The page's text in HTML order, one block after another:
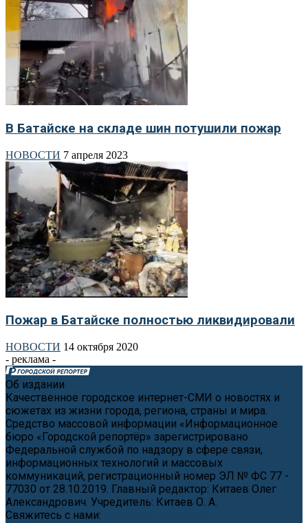
В Батайске на складе шин потушили пожар
НОВОСТИ 7 апреля 2023
Пожар в Батайске полностью ликвидировали
НОВОСТИ 14 октября 2020
- реклама -
Об издании
Качественное городское интернет-СМИ о новостях и
сюжетах из жизни города, региона, страны и мира.
Средство массовой информации «Информационное
бюро «Городской репортёр» зарегистрировано
Федеральной службой по надзору в сфере связи,
информационных технологий и массовых
коммуникаций, регистрационный номер ЭЛ № ФС 77 -
77030 от 28.10.2019. Главный редактор: Китаев Олег
Александрович. Учредитель: Китаев О. А.
Свяжитесь с нами: